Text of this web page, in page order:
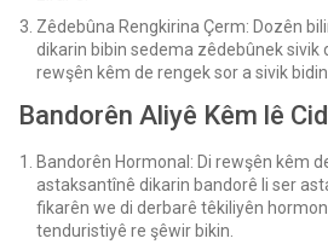
Zêdebûna Rengkirina Çerm: Dozên
dikarin bibin sedema zêdebûnek sivik
rewşên kêm de rengek sor a sivik
Bandorên Aliyê Kêm lê
Bandorên Hormonal: Di rewşên kêm
astaksantînê dikarin bandorê li ser
fikarên we di derbarê têkiliyên
tenduristiyê re şêwir bikin.